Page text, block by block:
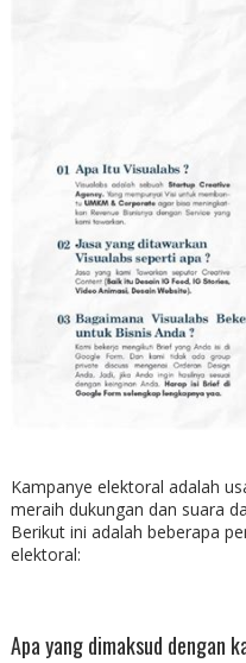
Kampanye elektoral adalah
meraih dukungan dan suara
Berikut ini adalah beberapa
elektoral:
Apa yang dimaksud dengan